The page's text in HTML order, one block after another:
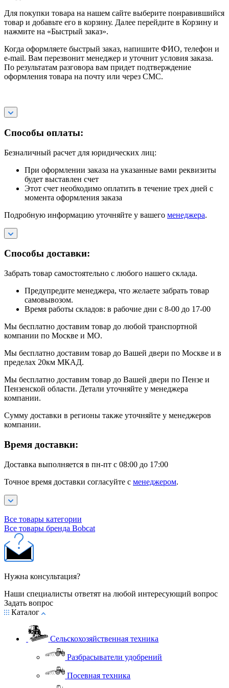
Для покупки товара на нашем сайте выберите понравившийся
товар и добавьте его в корзину. Далее перейдите в Корзину и
нажмите на «Быстрый заказ».
Когда оформляете быстрый заказ, напишите ФИО, телефон и
e-mail. Вам перезвонит менеджер и уточнит условия заказа.
По результатам разговора вам придет подтверждение
оформления товара на почту или через СМС.
Способы оплаты:
Безналичный расчет для юридических лиц:
При оформлении заказа на указанные вами реквизиты
будет выставлен счет
Этот счет необходимо оплатить в течение трех дней с
момента оформления заказа
Подробную информацию уточняйте у вашего менеджера.
Способы доставки:
Забрать товар самостоятельно с любого нашего склада.
Предупредите менеджера, что желаете забрать товар
самовывозом.
Время работы складов: в рабочие дни с 8-00 до 17-00
Мы бесплатно доставим товар до любой транспортной
компании по Москве и МО.
Мы бесплатно доставим товар до Вашей двери по Москве и в
пределах 20км МКАД.
Мы бесплатно доставим товар до Вашей двери по Пензе и
Пензенской области. Детали уточняйте у менеджера
компании.
Сумму доставки в регионы также уточняйте у менеджеров
компании.
Время доставки:
Доставка выполняется в пн-пт с 08:00 до 17:00
Точное время доставки согласуйте с менеджером.
Все товары категории
Все товары бренда Bobcat
Нужна консультация?
Наши специалисты ответят на любой интересующий вопрос
Задать вопрос
Каталог
Сельскохозяйственная техника
Разбрасыватели удобрений
Посевная техника